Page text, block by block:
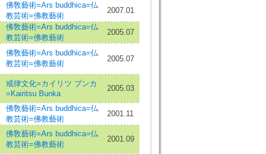
佛敎藝術=Ars buddhica=仏
教芸術=佛教藝術
2007.01
佛敎藝術=Ars buddhica=仏
教芸術=佛教藝術
2005.07
佛敎藝術=Ars buddhica=仏
教芸術=佛教藝術
2005.07
戒律文化=カイリツ ブンカ
=Kairitsu Bunka
2005.03
佛敎藝術=Ars buddhica=仏
教芸術=佛教藝術
2001.11
佛敎藝術=Ars buddhica=仏
教芸術=佛教藝術
2001.09